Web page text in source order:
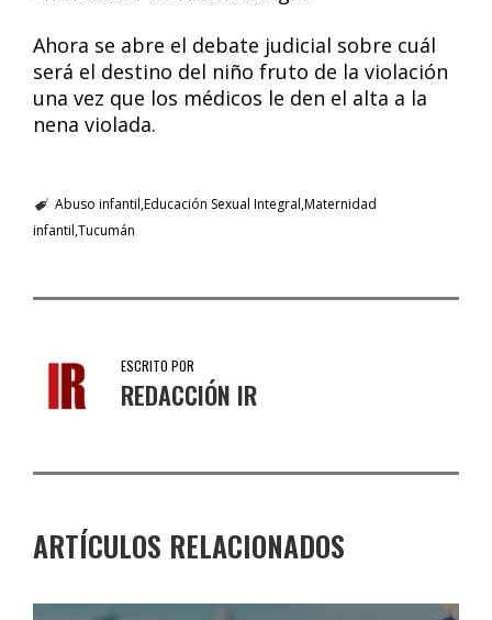
Ahora se abre el debate judicial sobre cuál
será el destino del niño fruto de la violación
una vez que los médicos le den el alta a la
nena violada.
Abuso infantil Educación Sexual Integral Maternidad
infantil Tucumán
ESCRITO POR
REDACCIÓN IR
ARTÍCULOS RELACIONADOS